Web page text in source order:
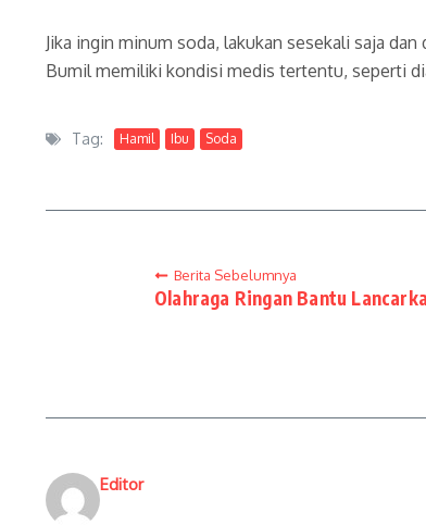
Jika ingin minum soda, lakukan sesekali saja
Bumil memiliki kondisi medis tertentu, seperti
Tag: Hamil Ibu Soda
Berita Sebelumnya
Olahraga Ringan Bantu
Editor